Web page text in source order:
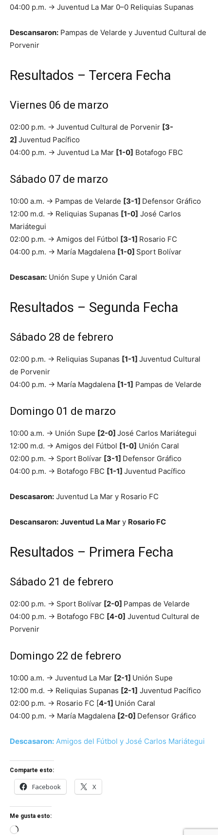
04:00 p.m. → Juventud La Mar 0–0 Reliquias Supanas
Descansaron: Pampas de Velarde y Juventud Cultural de
Porvenir
Resultados – Tercera Fecha
Viernes 06 de marzo
02:00 p.m. → Juventud Cultural de Porvenir [3-
2] Juventud Pacífico
04:00 p.m. → Juventud La Mar [1-0] Botafogo FBC
Sábado 07 de marzo
10:00 a.m. → Pampas de Velarde [3-1] Defensor Gráfico
12:00 m.d. → Reliquias Supanas [1-0] José Carlos
Mariátegui
02:00 p.m. → Amigos del Fútbol [3-1] Rosario FC
04:00 p.m. → María Magdalena [1-0] Sport Bolívar
Descasan: Unión Supe y Unión Caral
Resultados – Segunda Fecha
Sábado 28 de febrero
02:00 p.m. → Reliquias Supanas [1-1] Juventud Cultural
de Porvenir
04:00 p.m. → María Magdalena [1-1] Pampas de Velarde
Domingo 01 de marzo
10:00 a.m. → Unión Supe [2-0] José Carlos Mariátegui
12:00 m.d. → Amigos del Fútbol [1-0] Unión Caral
02:00 p.m. → Sport Bolívar [3-1] Defensor Gráfico
04:00 p.m. → Botafogo FBC [1-1] Juventud Pacífico
Descasaron: Juventud La Mar y Rosario FC
Descansaron: Juventud La Mar y Rosario FC
Resultados – Primera Fecha
Sábado 21 de febrero
02:00 p.m. → Sport Bolívar [2-0] Pampas de Velarde
04:00 p.m. → Botafogo FBC [4-0] Juventud Cultural de
Porvenir
Domingo 22 de febrero
10:00 a.m. → Juventud La Mar [2-1] Unión Supe
12:00 m.d. → Reliquias Supanas [2-1] Juventud Pacífico
02:00 p.m. → Rosario FC [4-1] Unión Caral
04:00 p.m. → María Magdalena [2-0] Defensor Gráfico
Descasaron: Amigos del Fútbol y José Carlos Mariátegui
Comparte esto:
Facebook X
Me gusta esto:
Cargando...